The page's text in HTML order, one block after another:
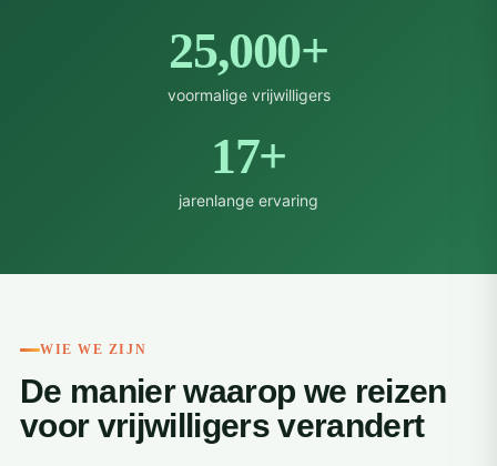
25,000+
voormalige vrijwilligers
17+
jarenlange ervaring
WIE WE ZIJN
De manier waarop we reizen
voor vrijwilligers verandert